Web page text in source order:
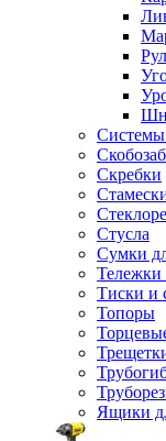
Системы
Скребки
Стусла
Сумки
Тележки
Тиски и
Топоры
Ящики